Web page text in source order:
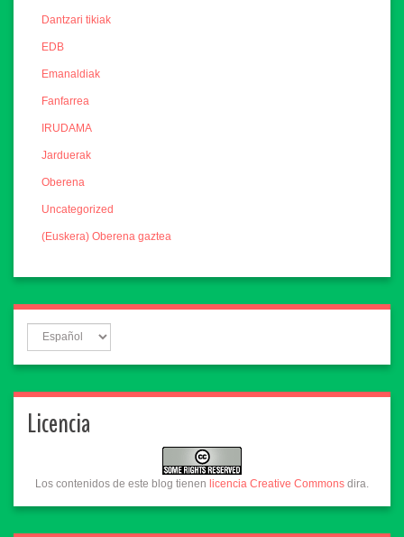
Dantzari tikiak
EDB
Emanaldiak
Fanfarrea
IRUDAMA
Jarduerak
Oberena
Uncategorized
(Euskera) Oberena gaztea
Licencia
Los contenidos de este blog tienen licencia Creative Commons dira.